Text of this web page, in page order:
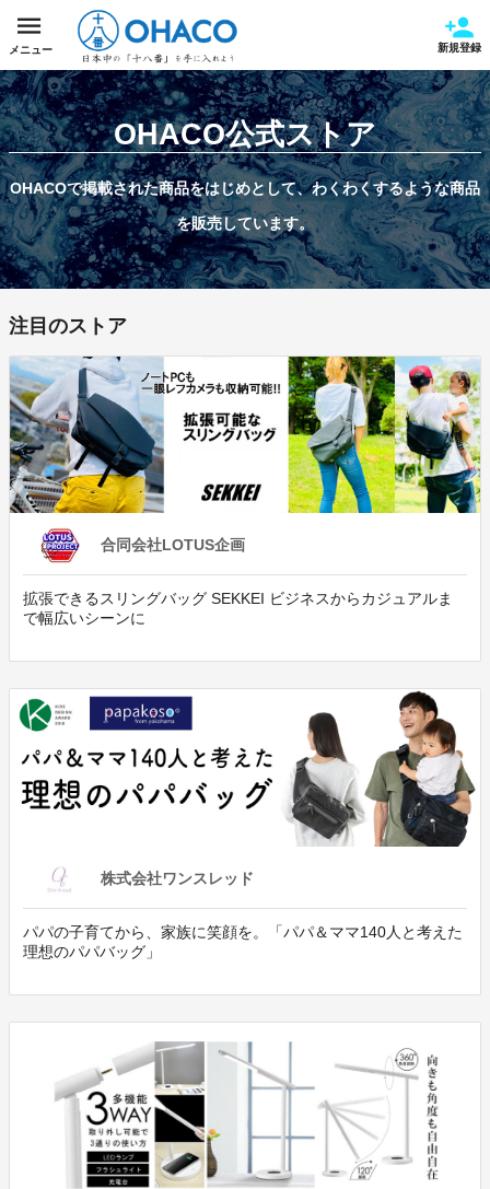
メニュー 新規登録
OHACO公式ストア
OHACOで掲載された商品をはじめとして、わくわくするような商品
を販売しています。
注目のストア
合同会社LOTUS企画
拡張できるスリングバッグ SEKKEI ビジネスからカジュアルま
で幅広いシーンに
株式会社ワンスレッド
パパの子育てから、家族に笑顔を。「パパ＆ママ140人と考えた
理想のパパバッグ」